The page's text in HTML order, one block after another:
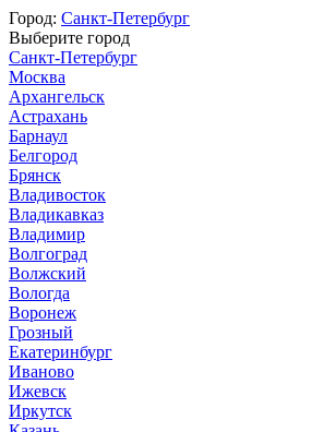
Город: Санкт-Петербург
Выберите город
Санкт-Петербург
Москва
Архангельск
Астрахань
Барнаул
Белгород
Брянск
Владивосток
Владикавказ
Владимир
Волгоград
Волжский
Вологда
Воронеж
Грозный
Екатеринбург
Иваново
Ижевск
Иркутск